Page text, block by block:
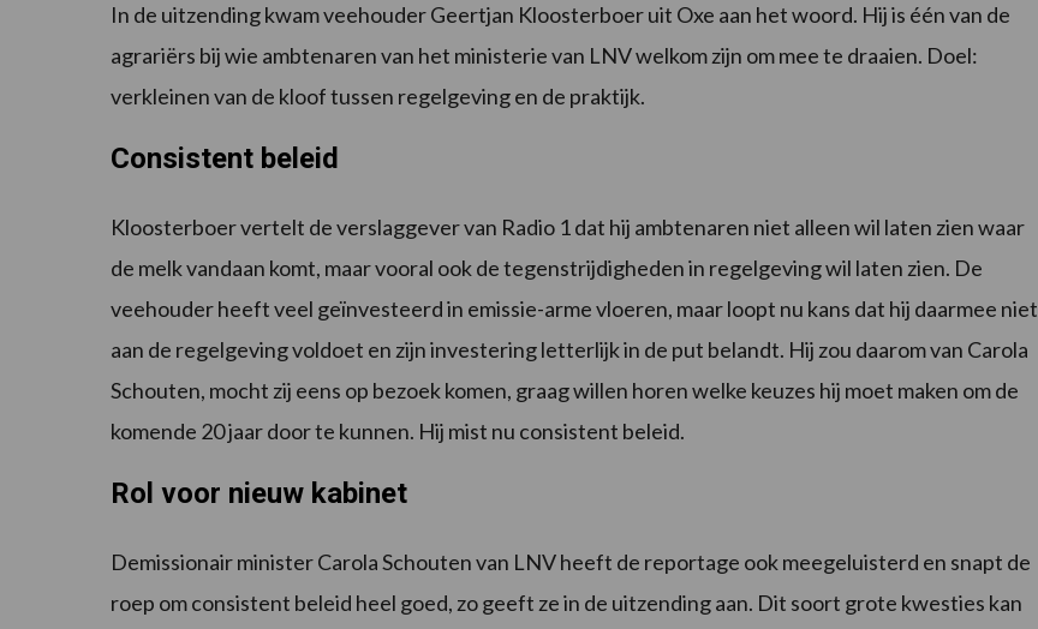
In de uitzending kwam veehouder Geertjan Kloosterboer uit Oxe aan het woord. Hij is één van de
agrariërs bij wie ambtenaren van het ministerie van LNV welkom zijn om mee te draaien. Doel:
verkleinen van de kloof tussen regelgeving en de praktijk.
Consistent beleid
Kloosterboer vertelt de verslaggever van Radio 1 dat hij ambtenaren niet alleen wil laten zien waar
de melk vandaan komt, maar vooral ook de tegenstrijdigheden in regelgeving wil laten zien. De
veehouder heeft veel geïnvesteerd in emissie-arme vloeren, maar loopt nu kans dat hij daarmee niet
aan de regelgeving voldoet en zijn investering letterlijk in de put belandt. Hij zou daarom van Carola
Schouten, mocht zij eens op bezoek komen, graag willen horen welke keuzes hij moet maken om de
komende 20 jaar door te kunnen. Hij mist nu consistent beleid.
Rol voor nieuw kabinet
Demissionair minister Carola Schouten van LNV heeft de reportage ook meegeluisterd en snapt de
roep om consistent beleid heel goed, zo geeft ze in de uitzending aan. Dit soort grote kwesties kan